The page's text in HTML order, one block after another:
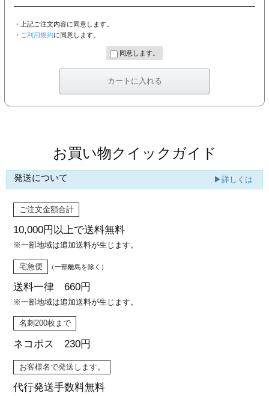
・上記ご注文内容に同意します。
・ ご利用規約に同意します。
同意します。
お買い物クイックガイド
発送について ▶詳しくは
ご注文金額合計
10,000円以上で送料無料
※一部地域は追加送料が生じます。
宅急便 （一部離島を除く）
送料一律 660円
※一部地域は追加送料が生じます。
名刺200枚まで
ネコポス 230円
お客様名で発送します。
代行発送手数料無料